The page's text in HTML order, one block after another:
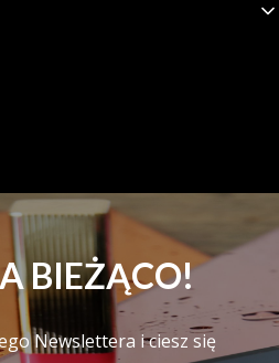
BIEŻĄCO!
Newslettera i ciesz się